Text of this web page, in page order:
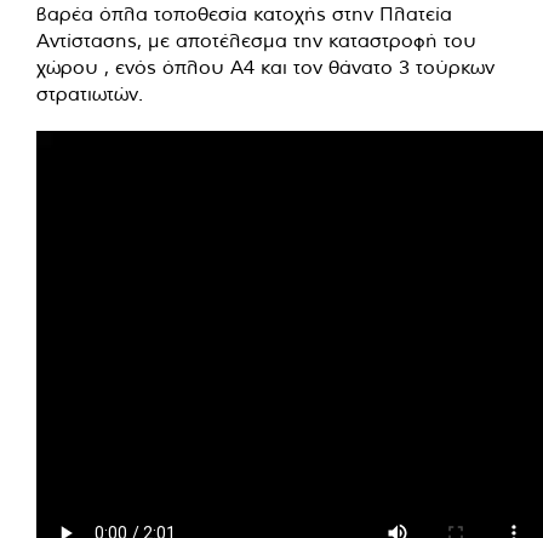
βαρέα όπλα τοποθεσία κατοχής στην Πλατεία
Αντίστασης, με αποτέλεσμα την καταστροφή του
χώρου , ενός όπλου Α4 και τον θάνατο 3 τούρκων
στρατιωτών.